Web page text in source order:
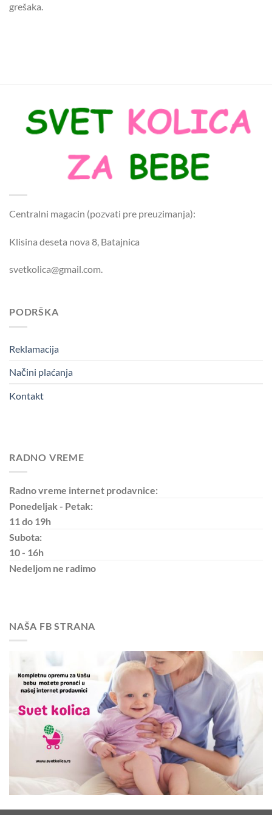
grešaka.
Centralni magacin (pozvati pre preuzimanja):
Klisina deseta nova 8, Batajnica
svetkolica@gmail.com.
PODRŠKA
Reklamacija
Načini plaćanja
Kontakt
RADNO VREME
Radno vreme internet prodavnice:
Ponedeljak - Petak:
11 do 19h
Subota:
10 - 16h
Nedeljom ne radimo
NAŠA FB STRANA